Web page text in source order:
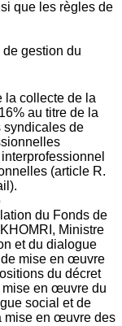
que les règles de
de gestion du
la collecte de la
au titre de la
syndicales de
(article R.
du Fonds de
Ministre
et du dialogue
mise en œuvre
du décret
mise en œuvre du
social et de
mise en œuvre des